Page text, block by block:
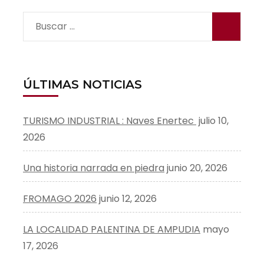
Buscar:
ÚLTIMAS NOTICIAS
TURISMO INDUSTRIAL : Naves Enertec julio 10,
2026
Una historia narrada en piedra junio 20, 2026
FROMAGO 2026 junio 12, 2026
LA LOCALIDAD PALENTINA DE AMPUDIA mayo
17, 2026